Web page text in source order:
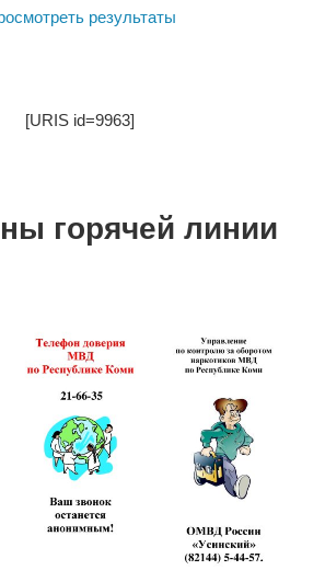
результаты
[URIS id=9963]
горячей линии